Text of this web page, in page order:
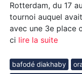
Rotterdam, du 17
tournoi auquel
avec une 3e place
ci lire la suite
bafodé diakhaby